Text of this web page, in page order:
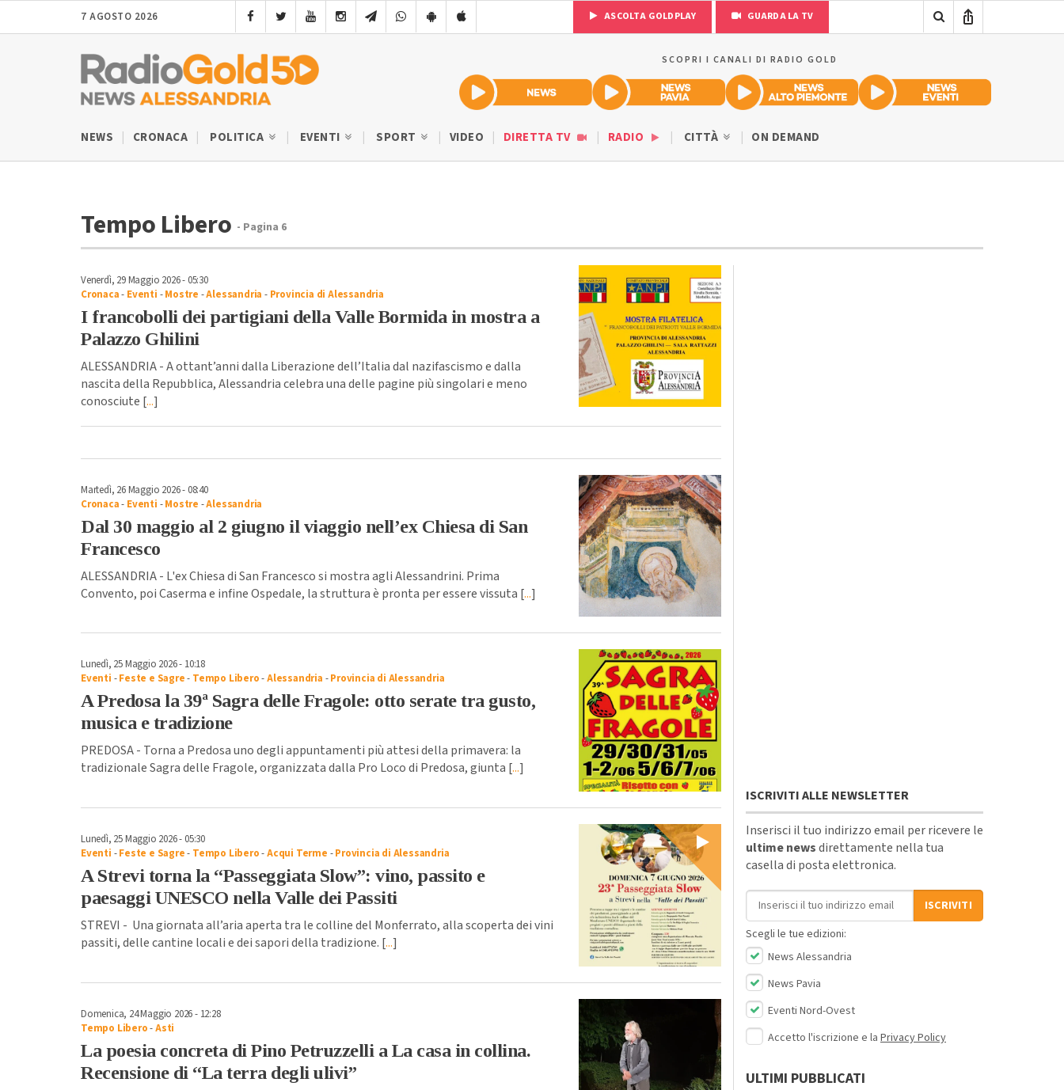
7 AGOSTO 2026 ASCOLTA GOLDPLAY GUARDA LA TV
SCOPRI I CANALI DI RADIO GOLD
NEWS CRONACA POLITICA EVENTI SPORT VIDEO DIRETTA TV RADIO CITTÀ ON DEMAND
Tempo Libero - Pagina 6
Venerdì, 29 Maggio 2026 - 05:30
Cronaca- Eventi -Mostre -Alessandria - Provincia di Alessandria
I francobolli dei partigiani della Valle Bormida in mostra a
Palazzo Ghilini
ALESSANDRIA - A ottant’anni dalla Liberazione dell’Italia dal nazifascismo e dalla
nascita della Repubblica, Alessandria celebra una delle pagine più singolari e meno
conosciute [...]
Martedì, 26 Maggio 2026 - 08:40
Cronaca- Eventi -Mostre -Alessandria
Dal 30 maggio al 2 giugno il viaggio nell’ex Chiesa di San
Francesco
ALESSANDRIA - L'ex Chiesa di San Francesco si mostra agli Alessandrini. Prima
Convento, poi Caserma e infine Ospedale, la struttura è pronta per essere vissuta [...]
Lunedì, 25 Maggio 2026 - 10:18
Eventi -Feste e Sagre- Tempo Libero-Alessandria -Provincia di Alessandria
A Predosa la 39ª Sagra delle Fragole: otto serate tra gusto,
musica e tradizione
PREDOSA - Torna a Predosa uno degli appuntamenti più attesi della primavera: la
tradizionale Sagra delle Fragole, organizzata dalla Pro Loco di Predosa, giunta [...]
Lunedì, 25 Maggio 2026 - 05:30
Eventi -Feste e Sagre- Tempo Libero-Acqui Terme -Provincia di Alessandria
A Strevi torna la “Passeggiata Slow”: vino, passito e
paesaggi UNESCO nella Valle dei Passiti
STREVI - Una giornata all’aria aperta tra le colline del Monferrato, alla scoperta dei vini
passiti, delle cantine locali e dei sapori della tradizione. [...]
Domenica, 24 Maggio 2026 - 12:28
Tempo Libero-Asti
La poesia concreta di Pino Petruzzelli a La casa in collina.
Recensione di “La terra degli ulivi”
ISCRIVITI ALLE NEWSLETTER
Inserisci il tuo indirizzo email per ricevere le
ultime newsdirettamente nella tua
casella di posta elettronica.
Indirizzo email
ISCRIVITI
Scegli le tue edizioni:
News Alessandria
News Pavia
Eventi Nord-Ovest
Accetto l'iscrizione e la Privacy Policy
ULTIMI PUBBLICATI